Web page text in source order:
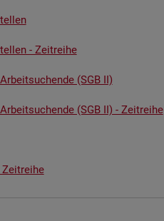
- Zeit­rei­he
(SGB II)
(SGB II) - Zeit­rei­he
Zeit­rei­he